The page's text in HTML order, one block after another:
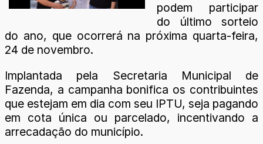
podem participar
do último sorteio
do ano, que ocorrerá na próxima quarta-feira,
24 de novembro.
Implantada pela Secretaria Municipal de
Fazenda, a campanha bonifica os contribuintes
que estejam em dia com seu IPTU, seja pagando
em cota única ou parcelado, incentivando a
arrecadação do município.